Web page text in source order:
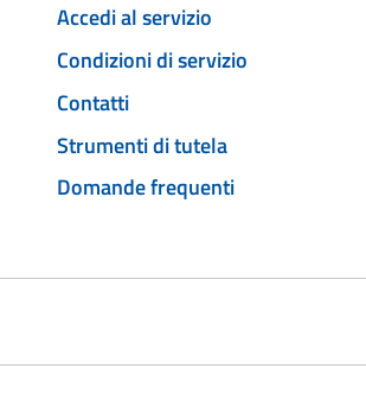
Accedi al servizio
Condizioni di servizio
Contatti
Strumenti di tutela
Domande frequenti